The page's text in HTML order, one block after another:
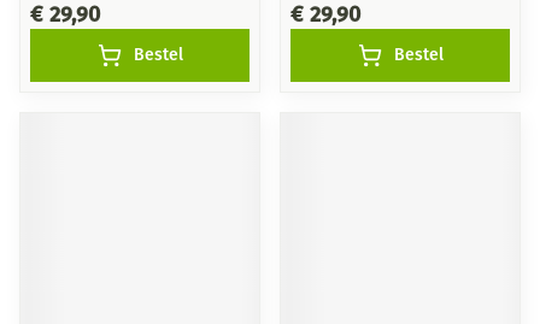
€ 29,90
Bestel
€ 29,90
Bestel